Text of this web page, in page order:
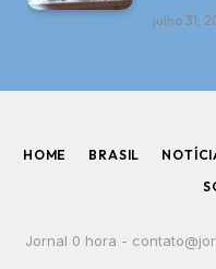
julho 31,
HOME BRASIL
Jornal 0 hora -